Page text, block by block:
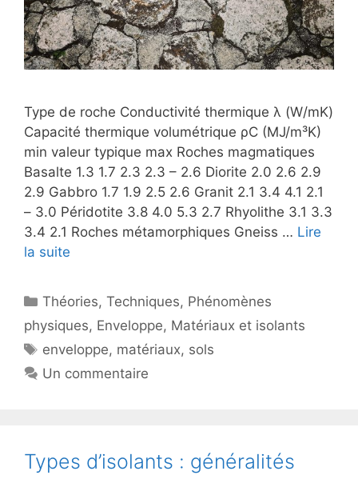
Type de roche Conductivité thermique λ (W/mK)
Capacité thermique volumétrique ρC (MJ/m³K)
min valeur typique max Roches magmatiques
Basalte 1.3 1.7 2.3 2.3 – 2.6 Diorite 2.0 2.6 2.9
2.9 Gabbro 1.7 1.9 2.5 2.6 Granit 2.1 3.4 4.1 2.1
– 3.0 Péridotite 3.8 4.0 5.3 2.7 Rhyolithe 3.1 3.3
3.4 2.1 Roches métamorphiques Gneiss … Lire
la suite
Catégories
Théories,Techniques, Phénomènes
physiques, Enveloppe, Matériaux et isolants
Étiquettes
enveloppe, matériaux, sols
Un commentaire
Types d’isolants : généralités